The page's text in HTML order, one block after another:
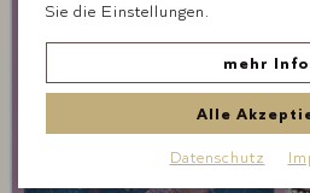
Sie die Einstellungen.
mehr
Alle
Datenschutz